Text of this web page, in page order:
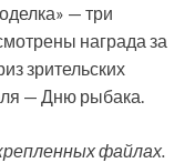
— три
награда за
зрительских
— Дню рыбака.
файлах.